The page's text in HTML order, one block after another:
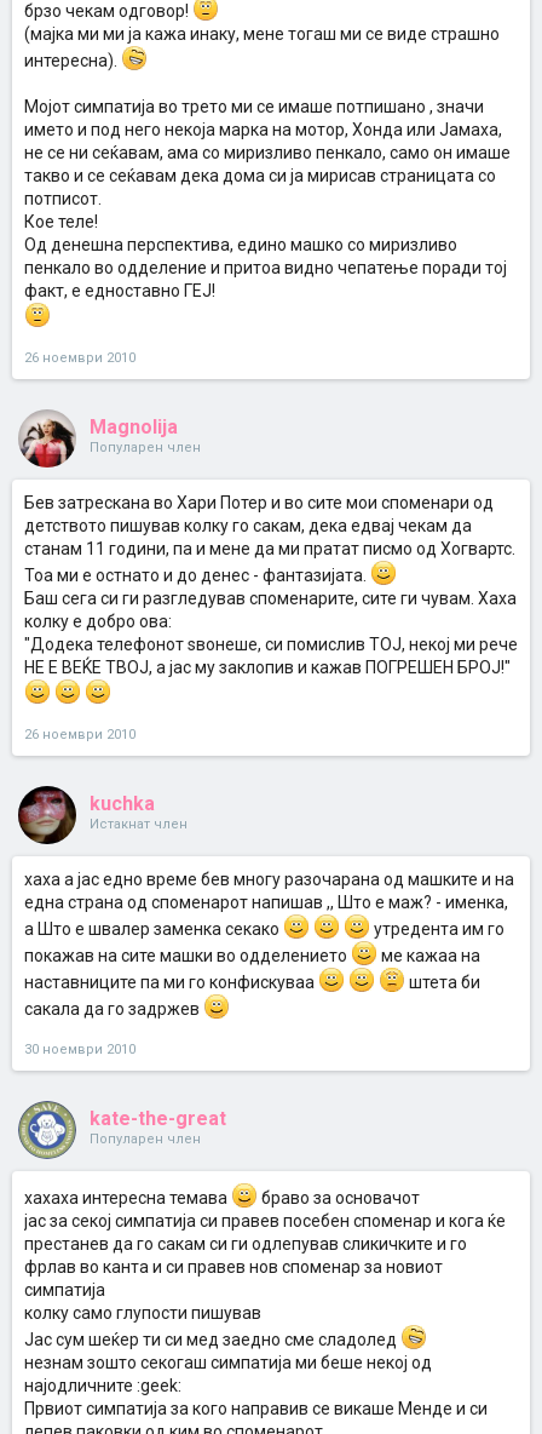
брзо чекам одговор!
(мајка ми ми ја кажа инаку, мене тогаш ми се виде страшно
интересна).
Мојот симпатија во трето ми се имаше потпишано , значи
името и под него некоја марка на мотор, Хонда или Јамаха,
не се ни сеќавам, ама со миризливо пенкало, само он имаше
такво и се сеќавам дека дома си ја мирисав страницата со
потписот.
Кое теле!
Од денешна перспектива, едино машко со миризливо
пенкало во одделение и притоа видно чепатење поради тој
факт, е едноставно ГЕЈ!
26 ноември 2010
Magnolija
Популарен член
Бев затрескана во Хари Потер и во сите мои споменари од
детството пишував колку го сакам, дека едвај чекам да
станам 11 години, па и мене да ми пратат писмо од Хогвартс.
Тоа ми е остнато и до денес - фантазијата.
Баш сега си ги разгледував споменарите, сите ги чувам. Хаха
колку е добро ова:
"Додека телефонот ѕвонеше, си помислив ТОЈ, некој ми рече
НЕ Е ВЕЌЕ ТВОЈ, а јас му заклопив и кажав ПОГРЕШЕН БРОЈ!"
26 ноември 2010
kuchka
Истакнат член
хаха а јас едно време бев многу разочарана од машките и на
една страна од споменарот напишав ,, Што е маж? - именка,
а Што е швалер заменка секако
утредента им го
покажав на сите машки во одделението
ме кажаа на
наставниците па ми го конфискуваа
штета би
сакала да го задржев
30 ноември 2010
kate-the-great
Популарен член
хахаха интересна темава
браво за основачот
јас за секој симпатија си правев посебен споменар и кога ќе
престанев да го сакам си ги одлепував сликичките и го
фрлав во канта и си правев нов споменар за новиот
симпатија
колку само глупости пишував
Јас сум шеќер ти си мед заедно сме сладолед
незнам зошто секогаш симпатија ми беше некој од
најодличните :geek:
Првиот симпатија за кого направив се викаше Менде и си